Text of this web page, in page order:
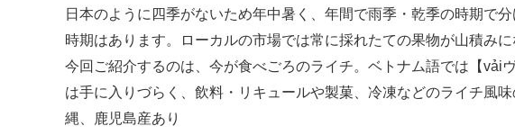
日本のように四季がないため年中暑く、年間で雨季・乾季の時期で
時期はあります。ローカルの市場では常に採れたての果物が山積み
今回ご紹介するのは、今が食べごろのライチ。ベトナム語では【vải
は手に入りづらく、飲料・リキュールや製菓、冷凍などのライチ風
縄、鹿児島産あり